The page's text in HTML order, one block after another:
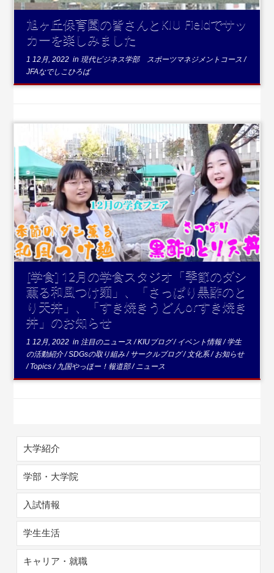
旭ヶ丘保育園の皆さんとKIU Fieldでサッ
カーを楽しみました
1 12月, 2022 in現代ビジネス学部 スポーツマネジメントコース/
JFAなでしこひろば
...続きを読む
[学食] 12月の学食スタジオ「季節のダシ
薫る和風つけ麺」、「さっぱり黒酢のと
り天丼」、「すき焼きうどんorすき焼き
丼」のお知らせ
1 12月, 2022 in 注目のニュース/KIUブログ/ イベント情報/学生
の活動紹介/SDGsの取り組み/ サークルブログ/ 文化系/お知らせ
/Topics/九国やっほー！報道部/ニュース
大学紹介
学部・大学院
入試情報
学生生活
キャリア・就職